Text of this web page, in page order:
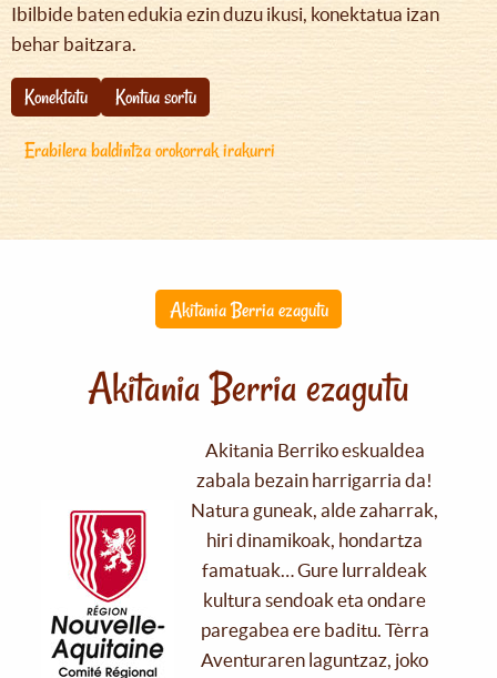
Ibilbide baten edukia ezin duzu ikusi, konektatua izan
behar baitzara.
Konektatu
Kontua sortu
Erabilera baldintza orokorrak irakurri
Akitania Berria ezagutu
Akitania Berria ezagutu
Akitania Berriko eskualdea
zabala bezain harrigarria da!
Natura guneak, alde zaharrak,
hiri dinamikoak, hondartza
famatuak… Gure lurraldeak
kultura sendoak eta ondare
paregabea ere baditu. Tèrra
Aventuraren laguntzaz, joko